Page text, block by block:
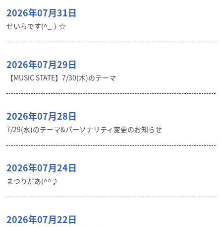
2026年07月31日
せいらです(^_-)-☆
2026年07月29日
【MUSIC STATE】7/30(木)のテーマ
2026年07月28日
7/29(水)のテーマ&パーソナリティ変更のお知らせ
2026年07月24日
まつりだあ(^^♪
2026年07月22日